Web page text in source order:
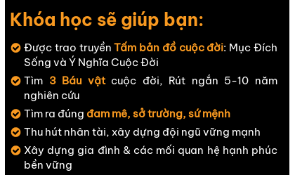
Được trao truyềnTấm bản đồ cuộc đời: Mục Đích
Sống và Ý Nghĩa Cuộc Đời
Tìm 3 Báu vậtcuộc đời, Rút ngắn 5-10 năm
nghiên cứu
Tìm ra đúng đam mê, sở trường, sứ mệnh
Thu hút nhân tài, xây dựng đội ngũ vững mạnh
Xây dựng gia đình & các mối quan hệ hạnh phúc
bền vững
Khóa học sẽ giúp bạn: